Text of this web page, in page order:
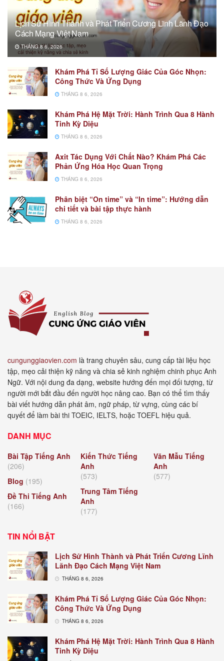
Lịch Sử Hình Thành và Phát Triển Cương Lĩnh Lãnh Đạo
Cách Mạng Việt Nam
THÁNG 8 6, 2026
Khám Phá Tỉ Số Lượng Giác Của Góc Nhọn:
Công Thức Và Ứng Dụng
THÁNG 8 6, 2026
Khám Phá Hệ Mặt Trời: Hành Trình Qua 8 Hành
Tinh Kỳ Diệu
THÁNG 8 6, 2026
Axit Tác Dụng Với Chất Nào? Khám Phá Các
Phản Ứng Hóa Học Quan Trọng
THÁNG 8 6, 2026
Phân biệt “On time” và “In time”: Hướng dẫn
chi tiết và bài tập thực hành
THÁNG 8 6, 2026
cungunggiaovien.com là trang chuyên sâu, cung cấp tài liệu học
tập, mẹo cải thiện kỹ năng và chia sẻ kinh nghiệm chinh phục Anh
Ngữ. Với nội dung đa dạng, website hướng đến mọi đối tượng, từ
người mới bắt đầu đến người học nâng cao. Bạn có thể tìm thấy
bài viết hướng dẫn phát âm, ngữ pháp, từ vựng, cùng các bí
quyết để làm bài thi TOEIC, IELTS, hoặc TOEFL hiệu quả.
DANH MỤC
Bài Tập Tiếng Anh
(206)
Blog (195)
Đề Thi Tiếng Anh
(166)
Kiến Thức Tiếng
Anh
(573)
Trung Tâm Tiếng
Anh
(177)
Văn Mẫu Tiếng
Anh
(577)
TIN NỔI BẬT
Lịch Sử Hình Thành và Phát Triển Cương Lĩnh
Lãnh Đạo Cách Mạng Việt Nam
THÁNG 8 6, 2026
Khám Phá Tỉ Số Lượng Giác Của Góc Nhọn:
Công Thức Và Ứng Dụng
THÁNG 8 6, 2026
Khám Phá Hệ Mặt Trời: Hành Trình Qua 8 Hành
Tinh Kỳ Diệu